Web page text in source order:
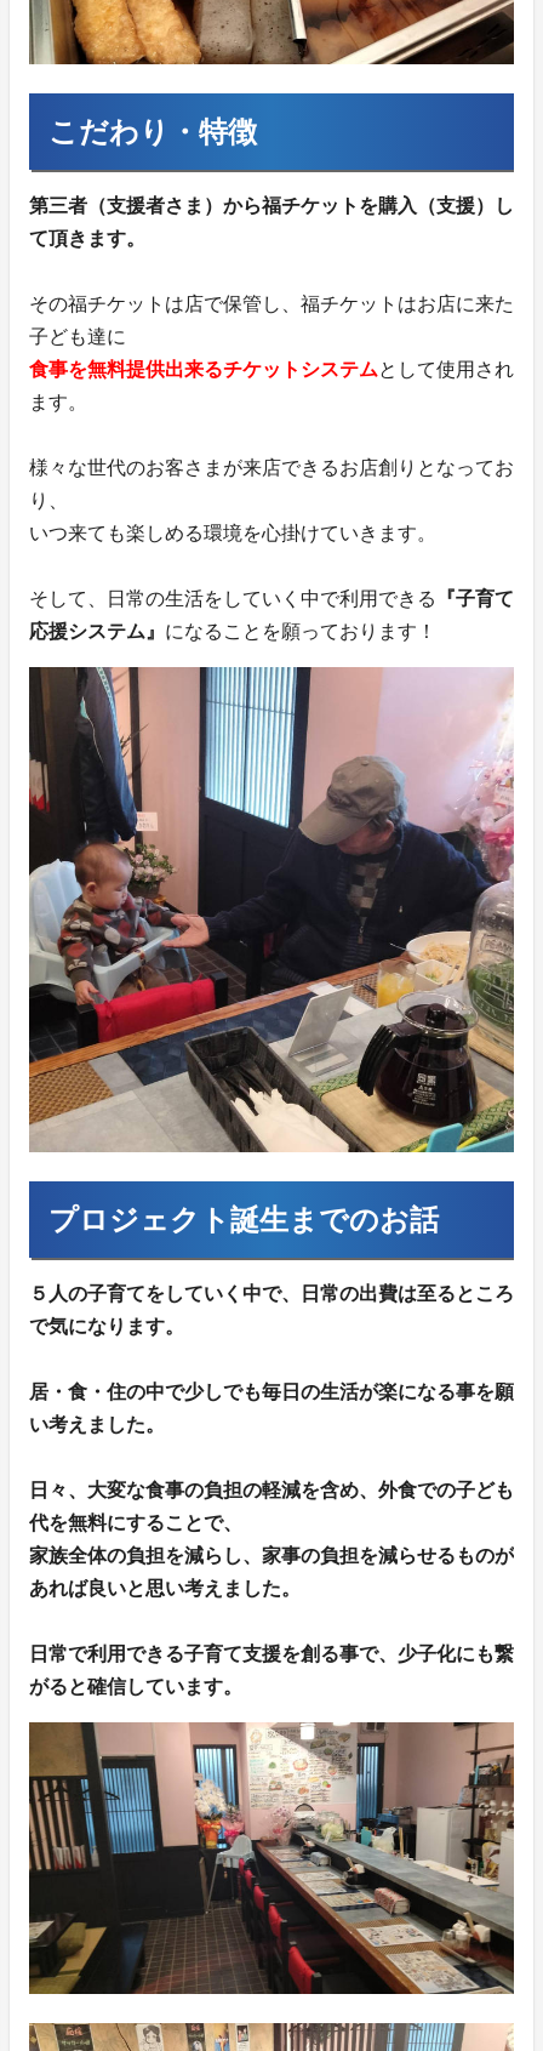
こだわり・特徴
第三者（支援者さま）から福チケットを購入（支援）し
て頂きます。
その福チケットは店で保管し、福チケットはお店に来た
子ども達に
食事を無料提供出来るチケットシステムとして使用され
ます。
様々な世代のお客さまが来店できるお店創りとなってお
り、
いつ来ても楽しめる環境を心掛けていきます。
そして、日常の生活をしていく中で利用できる
『子育て
応援システム』 になることを願っております！
プロジェクト誕生までのお話
５人の子育てをしていく中で、日常の出費は至るところ
で気になります。
居・食・住の中で少しでも毎日の生活が楽になる事を願
い考えました。
日々、大変な食事の負担の軽減を含め、外食での子ども
代を無料にすることで、
家族全体の負担を減らし、家事の負担を減らせるものが
あれば良いと思い考えました。
日常で利用できる子育て支援を創る事で、少子化にも繋
がると確信しています。